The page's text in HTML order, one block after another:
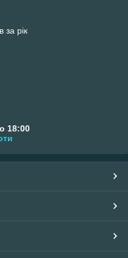
за рік
18:00